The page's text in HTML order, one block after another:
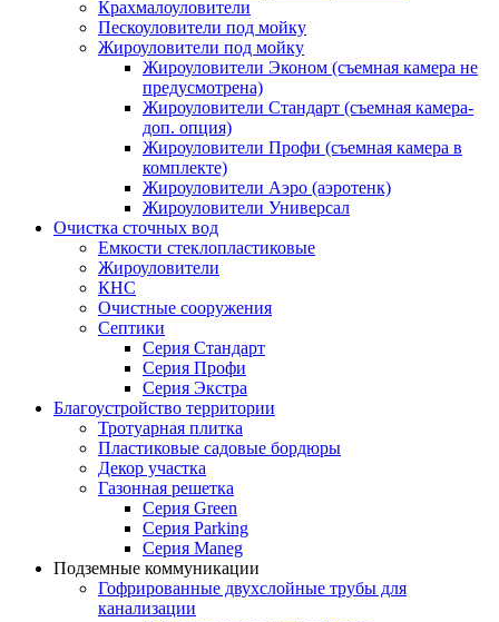
Крахмалоуловители
Пескоуловители под мойку
Жироуловители под мойку
Жироуловители Эконом (съемная камера не
предусмотрена)
Жироуловители Стандарт (съемная камера-
доп. опция)
Жироуловители Профи (съемная камера в
комплекте)
Жироуловители Аэро (аэротенк)
Жироуловители Универсал
Очистка сточных вод
Емкости стеклопластиковые
Жироуловители
КНС
Очистные сооружения
Септики
Серия Стандарт
Серия Профи
Серия Экстра
Благоустройство территории
Тротуарная плитка
Пластиковые садовые бордюры
Декор участка
Газонная решетка
Серия Green
Серия Parking
Серия Maneg
Подземные коммуникации
Гофрированные двухслойные трубы для
канализации